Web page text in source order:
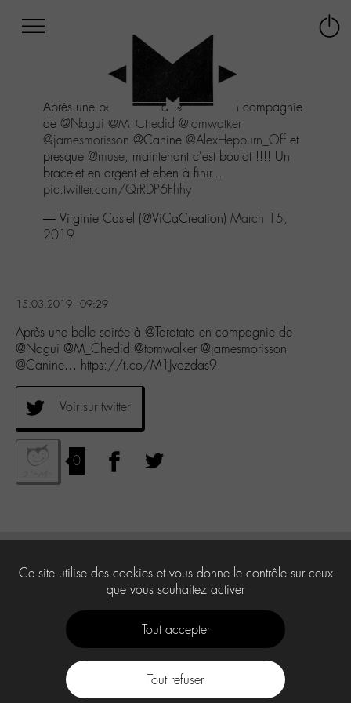
au
menu
Aller
contenu
Aller
recherche
Après une belle soirée à@Taratata
en compagnie
de @Nagui @M_Chedid @tomwalker
@jamesmorisson @Canine @AlexHepburn_Off et
presque @muse, maintenant c'est boulot !!!! Un
bracelet en argent et eben à finir...
pic.twitter.com/QrRDP6Fhhy
— Virginie Castel (@ViCaCreation) March 15,
2019
15.03.2019 - 09:29
Après une belle soirée à @Taratata en compagnie de
@Nagui @M_Chedid @tomwalker @jamesmorisson
@Canine… https://t.co/M1Jvozdas9
Voir sur twitter
0
Ce site utilise des cookies et vous donne le contrôle sur ceux
que vous souhaitez activer
Tout accepter
Tout refuser